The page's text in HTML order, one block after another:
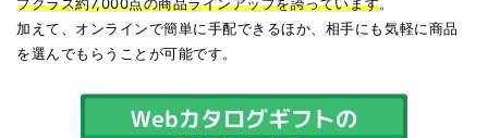
プクラス約7,000点の商品ラインアップを誇っています。
加えて、オンラインで簡単に手配できるほか、相手にも気軽に商品
を選んでもらうことが可能です。